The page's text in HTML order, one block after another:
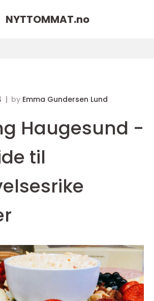
NYTTOMMAT.no
by Emma Gundersen Lund
Haugesund -
til